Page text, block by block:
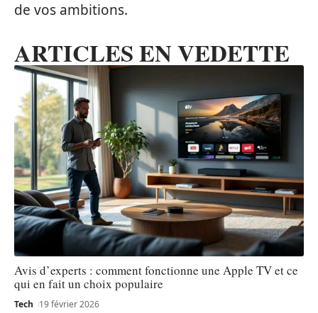
de vos ambitions.
ARTICLES EN VEDETTE
Avis d’experts : comment fonctionne une Apple TV et ce
qui en fait un choix populaire
Tech 19 février 2026